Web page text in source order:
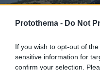
Protothema - Do Not
If you wish to opt-out of
sensitive information for
confirm your selection.